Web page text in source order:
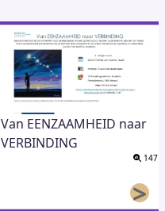
Van EENZAAMHEID naar
VERBINDING
147
>